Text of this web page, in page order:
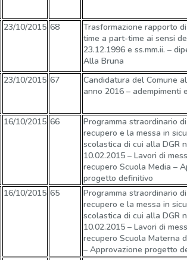
23/10/2015 68
Trasformazione rapporto
time a part-time ai sensi
23.12.1996 e ss.mm.ii. –
Alla Bruna
23/10/2015 67
Candidatura del Comune
anno 2016 – adempimenti
16/10/2015 66
Programma straordinario
recupero e la messa in
scolastica di cui alla DGR
10.02.2015 – Lavori di
recupero Scuola Media –
progetto definitivo
16/10/2015 65
Programma straordinario
recupero e la messa in
scolastica di cui alla DGR
10.02.2015 – Lavori di
recupero Scuola Materna
– Approvazione progetto